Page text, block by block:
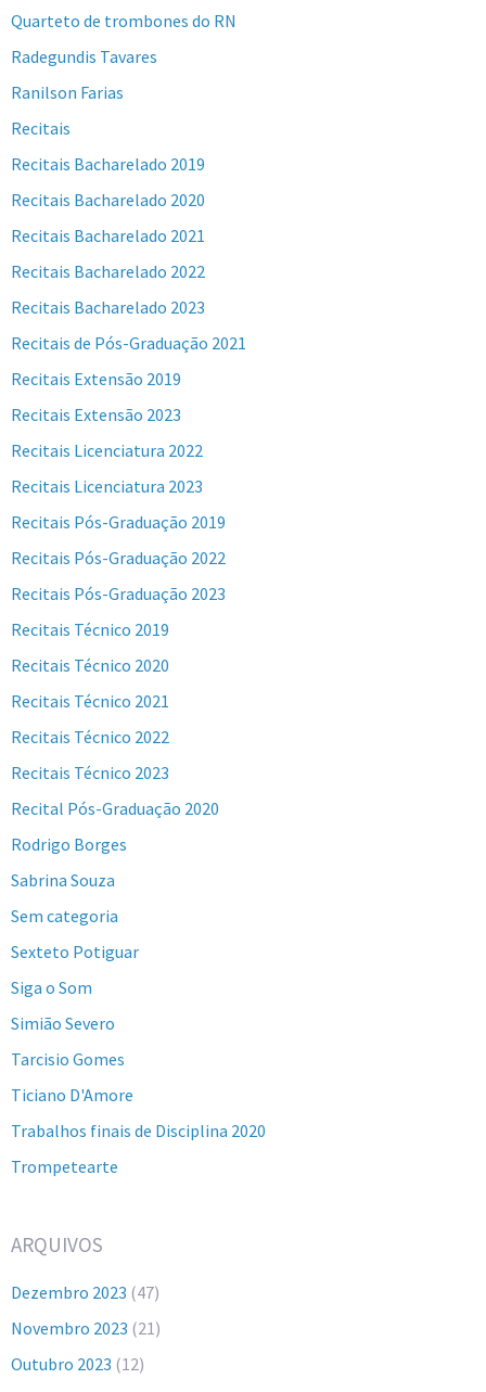
Quarteto de trombones do RN
Radegundis Tavares
Ranilson Farias
Recitais
Recitais Bacharelado 2019
Recitais Bacharelado 2020
Recitais Bacharelado 2021
Recitais Bacharelado 2022
Recitais Bacharelado 2023
Recitais de Pós-Graduação 2021
Recitais Extensão 2019
Recitais Extensão 2023
Recitais Licenciatura 2022
Recitais Licenciatura 2023
Recitais Pós-Graduação 2019
Recitais Pós-Graduação 2022
Recitais Pós-Graduação 2023
Recitais Técnico 2019
Recitais Técnico 2020
Recitais Técnico 2021
Recitais Técnico 2022
Recitais Técnico 2023
Recital Pós-Graduação 2020
Rodrigo Borges
Sabrina Souza
Sem categoria
Sexteto Potiguar
Siga o Som
Simião Severo
Tarcisio Gomes
Ticiano D'Amore
Trabalhos finais de Disciplina 2020
Trompetearte
ARQUIVOS
Dezembro 2023 (47)
Novembro 2023 (21)
Outubro 2023 (12)